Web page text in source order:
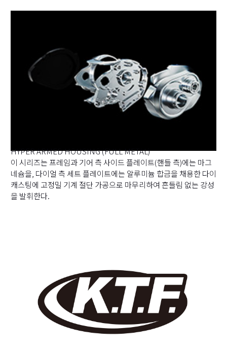
HYPER ARMED HOUSING (FULL METAL)
이 시리즈는 프레임과 기어 측 사이드 플레이트(핸들 측)에는 마그
네슘을, 다이얼 측 세트 플레이트에는 알루미늄 합금을 채용한 다이
캐스팅에 고정밀 기계 절단 가공으로 마무리하여 흔들림 없는 강성
을 발휘한다.